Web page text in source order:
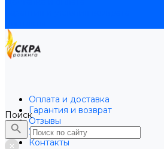
Оплата и доставка
Гарантия и возврат
Отзывы
Услуги
Контакты
Поиск